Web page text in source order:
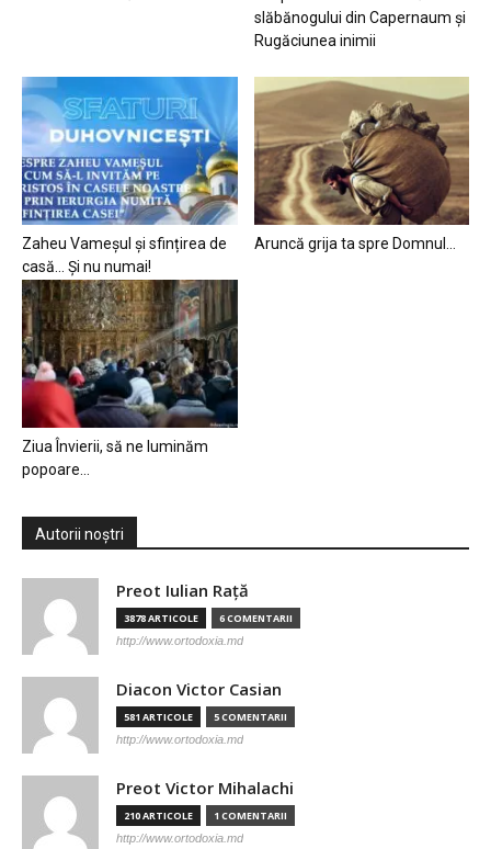
slăbănogului din Capernaum și
Rugăciunea inimii
Zaheu Vameșul și sfințirea de
casă… Și nu numai!
Aruncă grija ta spre Domnul…
Ziua Învierii, să ne luminăm
popoare…
Autorii noștri
Preot Iulian Raţă
3878 ARTICOLE 6 COMENTARII
http://www.ortodoxia.md
Diacon Victor Casian
581 ARTICOLE 5 COMENTARII
http://www.ortodoxia.md
Preot Victor Mihalachi
210 ARTICOLE 1 COMENTARII
http://www.ortodoxia.md